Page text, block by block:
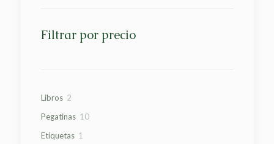
Filtrar por precio
Libros 22
Pegatinas 1010
Etiquetas 1